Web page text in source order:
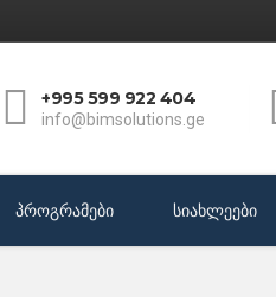
+995 599 922 404
info@bimsolutions.ge
პროგრამები სიახლეები